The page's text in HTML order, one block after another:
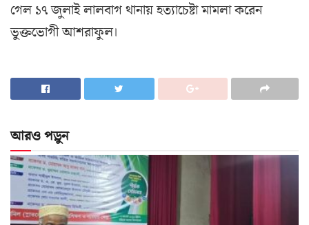
গেল ১৭ জুলাই লালবাগ থানায় হত্যাচেষ্টা মামলা করেন
ভুক্তভোগী আশরাফুল।
আরও পড়ুন